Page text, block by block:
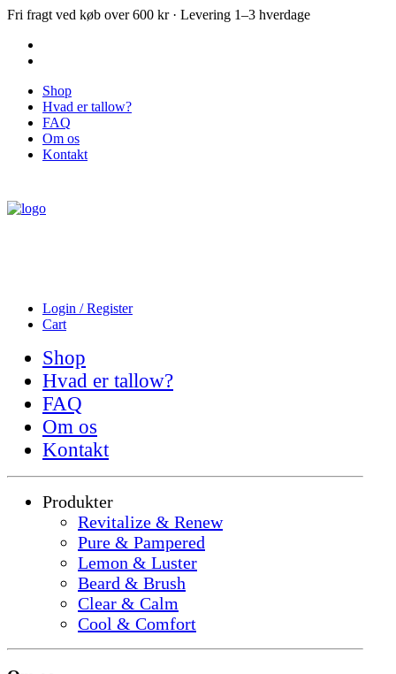
Fri fragt ved køb over 600 kr · Levering 1–3 hverdage
Shop
Hvad er tallow?
FAQ
Om os
Kontakt
Login / Register
Cart
Shop
Hvad er tallow?
FAQ
Om os
Kontakt
Produkter
Revitalize & Renew
Pure & Pampered
Lemon & Luster
Beard & Brush
Clear & Calm
Cool & Comfort